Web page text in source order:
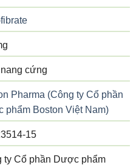
cứng
Pharma (Công ty Cổ phần
phẩm Boston Việt Nam)
15
ty Cổ phần Dược phẩm